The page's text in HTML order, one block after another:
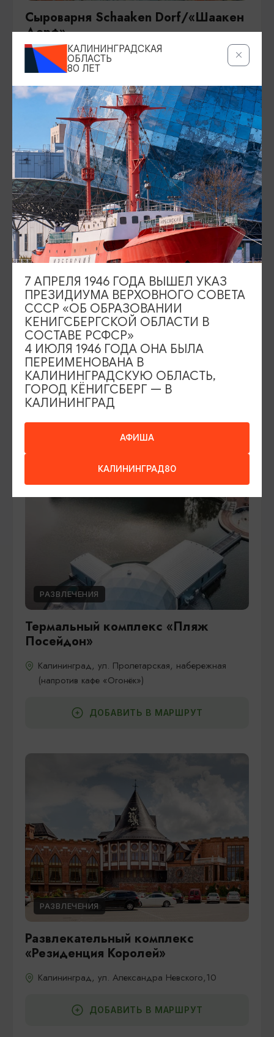
Сыроварня Schaaken Dorf/«Шаакен
Дорф»
Гурьевск, пос. Некрасово, ул. Центральная
(ориентир - замок «Шаакен»)
ДОБАВИТЬ В МАРШРУТ
РАЗВЛЕЧЕНИЯ
Плавучая баня VODA
Гвардейск, Гвардейский район, пос.Сокольники,
ул. Парковая, д.5, "Замок Романовски"
ДОБАВИТЬ В МАРШРУТ
РАЗВЛЕЧЕНИЯ
Термальный комплекс «Пляж
Посейдон»
Калининград, ул. Пролетарская, набережная
(напротив кафе «Огонёк»)
ДОБАВИТЬ В МАРШРУТ
РАЗВЛЕЧЕНИЯ
Развлекательный комплекс
«Резиденция Королей»
Калининград, ул. Александра Невского,10
ДОБАВИТЬ В МАРШРУТ
КАЛИНИНГРАДСКАЯ
ОБЛАСТЬ
80 ЛЕТ
АФИША
КАЛИНИНГРАД80
7 АПРЕЛЯ 1946 ГОДА ВЫШЕЛ УКАЗ
ПРЕЗИДИУМА ВЕРХОВНОГО СОВЕТА
СССР «ОБ ОБРАЗОВАНИИ
КЕНИГСБЕРГСКОЙ ОБЛАСТИ В
СОСТАВЕ РСФСР»
4 ИЮЛЯ 1946 ГОДА ОНА БЫЛА
ПЕРЕИМЕНОВАНА В
КАЛИНИНГРАДСКУЮ ОБЛАСТЬ,
ГОРОД КЁНИГСБЕРГ — В
КАЛИНИНГРАД